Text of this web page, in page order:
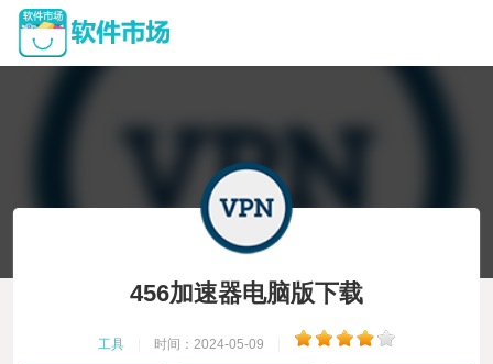
456加速器电脑版下载
工具 时间：2024-05-09